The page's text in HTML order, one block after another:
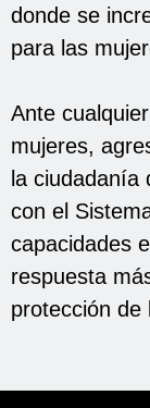
donde se
para las
Ante
mujeres,
la ciudadanía
con el
capacidades
respuesta
protección de